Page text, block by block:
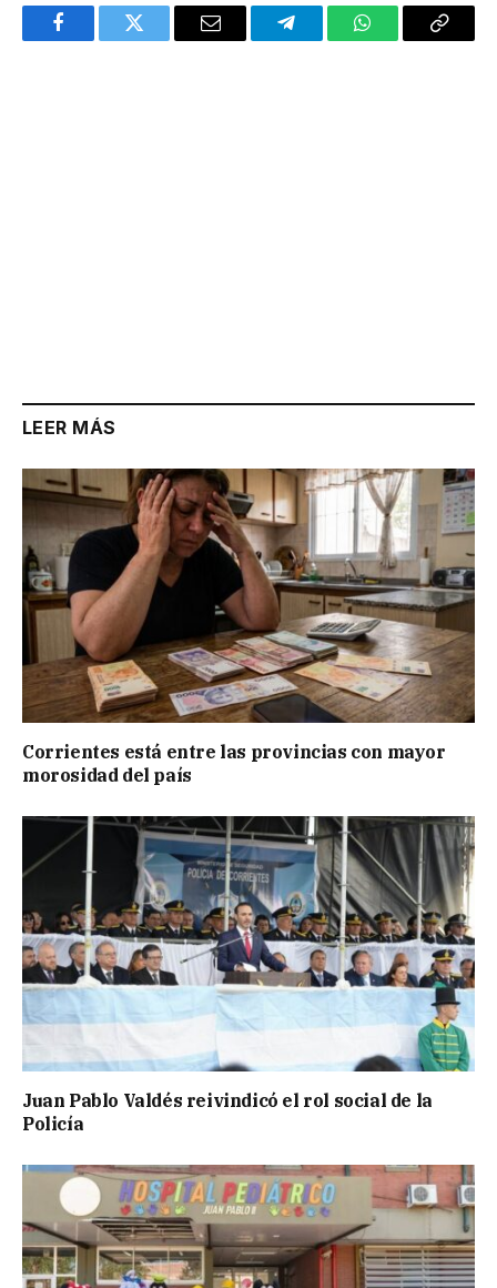
FacebookTwitter Email TelegramWhatsAppCopy
LEER MÁS
Corrientes está entre las provincias con mayor
morosidad del país
Juan Pablo Valdés reivindicó el rol social de la
Policía